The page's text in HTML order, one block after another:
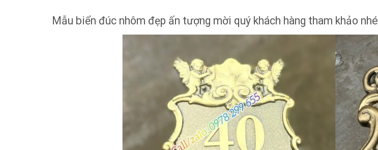
Mẫu biển đúc nhôm đẹp ấn tượng mời quý khách hàng tham khảo nhé